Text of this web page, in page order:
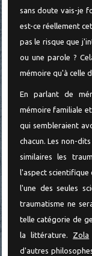
sans doute vais-je
est-ce réellement
pas le risque que
ou une parole ?
mémoire qu'à celle
En parlant de
mémoire familiale
qui sembleraient
chacun. Les non-
similaires les
l'aspect scientifique
l'une des seules
traumatisme ne
telle catégorie de
la littérature. Zola
d'autres